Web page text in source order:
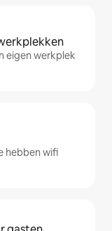
eigen werkplek
hebben wifi